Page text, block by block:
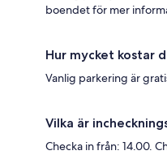
boendet för mer
Hur mycket kostar
Vanlig parkering är
Vilka är
Checka in från: 14.00.